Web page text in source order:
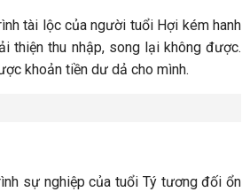
tài lộc của người tuổi Hợi kém hanh
thiện thu nhập, song lại không được.
khoản tiền dư dả cho mình.
sự nghiệp của tuổi Tý tương đối ổn